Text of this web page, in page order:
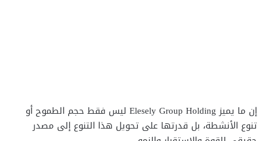
إن ما يميز Elesely Group Holding ليس فقط حجم الطموح أو
تنوع الأنشطة، بل قدرتها على تحويل هذا التنوع إلى مصدر